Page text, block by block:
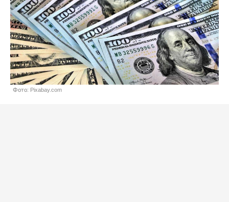
Фото: Pixabay.com